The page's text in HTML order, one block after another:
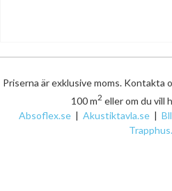
Priserna är exklusive moms. Kontakta
100 m2 eller om du vill
Absoflex.se | Akustiktavla.se |